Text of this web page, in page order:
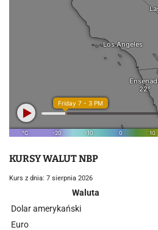
KURSY WALUT NBP
Kurs z dnia: 7 sierpnia 2026
Waluta
Dolar amerykański
Euro